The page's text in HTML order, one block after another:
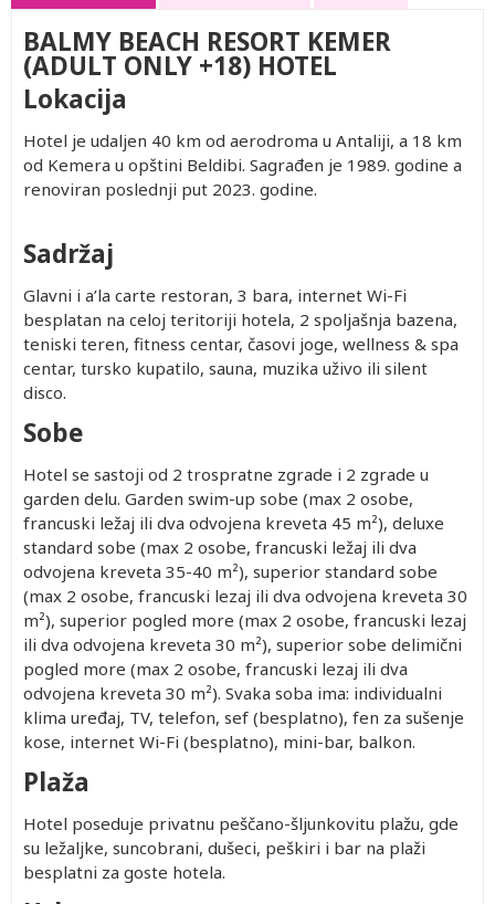
BALMY BEACH RESORT KEMER
(ADULT ONLY +18) HOTEL
Lokacija
Hotel je udaljen 40 km od aerodroma u Antaliji, a 18 km
od Kemera u opštini Beldibi. Sagrađen je 1989. godine a
renoviran poslednji put 2023. godine.
Sadržaj
Glavni i a’la carte restoran, 3 bara, internet Wi-Fi
besplatan na celoj teritoriji hotela, 2 spoljašnja bazena,
teniski teren, fitness centar, časovi joge, wellness & spa
centar, tursko kupatilo, sauna, muzika uživo ili silent
disco.
Sobe
Hotel se sastoji od 2 trospratne zgrade i 2 zgrade u
garden delu. Garden swim-up sobe (max 2 osobe,
francuski ležaj ili dva odvojena kreveta 45 m²), deluxe
standard sobe (max 2 osobe, francuski ležaj ili dva
odvojena kreveta 35-40 m²), superior standard sobe
(max 2 osobe, francuski lezaj ili dva odvojena kreveta 30
m²), superior pogled more (max 2 osobe, francuski lezaj
ili dva odvojena kreveta 30 m²), superior sobe delimični
pogled more (max 2 osobe, francuski lezaj ili dva
odvojena kreveta 30 m²). Svaka soba ima: individualni
klima uređaj, TV, telefon, sef (besplatno), fen za sušenje
kose, internet Wi-Fi (besplatno), mini-bar, balkon.
Plaža
Hotel poseduje privatnu peščano-šljunkovitu plažu, gde
su ležaljke, suncobrani, dušeci, peškiri i bar na plaži
besplatni za goste hotela.